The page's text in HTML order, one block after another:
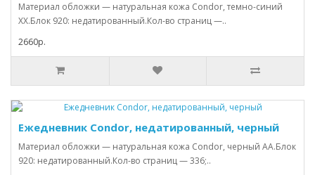
Материал обложки — натуральная кожа Condor, темно-синий
ХХ.Блок 920: недатированный.Кол-во страниц —..
2660р.
Ежедневник Condor, недатированный, черный
Материал обложки — натуральная кожа Condor, черный АА.Блок
920: недатированный.Кол-во страниц — 336;..